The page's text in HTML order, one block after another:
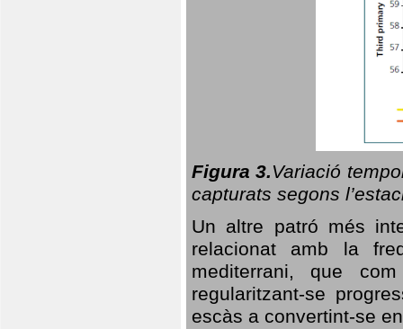
Figura 3.Variació
capturats segons
Un altre patró més
relacionat amb la
mediterrani, que
regularitzant-se
escàs a convertint-se